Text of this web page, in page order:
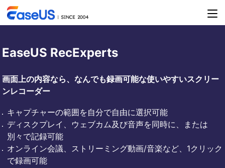
EaseUS RecExperts
画面上の内容なら、なんでも録画可能な使いやすいスクリー
ンレコーダー
キャプチャーの範囲を自分で自由に選択可能
ディスクプレイ、ウェブカム及び音声を同時に、または
別々で記録可能
オンライン会議、ストリーミング動画/音楽など、1クリック
で録画可能